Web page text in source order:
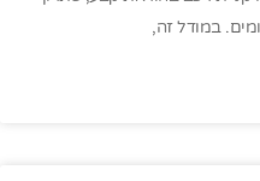
במודל זה,